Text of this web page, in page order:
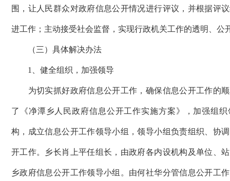
围，让人民群众对政府信息公开情况进行评议，并根据评
进工作；主动接受社会监督，实现行政机关工作的透明、公
（三）具体解决办法
1、健全组织，加强领导
为切实抓好政府信息公开工作，确保信息公开工作的顺
了《净潭乡人民政府信息公开工作实施方案》，加强组
构，成立信息公开工作领导小组，领导小组负责组织、协
开工作。乡长肖上平任组长，由政府各内设机构及单位、
乡政府信息公开工作领导小组。由何社华分管信息公开工